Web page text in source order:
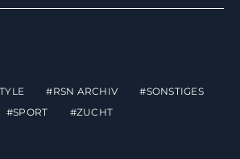
RSN ARCHIV
SONSTIGES
SPORT
ZUCHT